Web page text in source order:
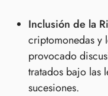
Inclusión de la
criptomonedas y
provocado
tratados bajo las
sucesiones.